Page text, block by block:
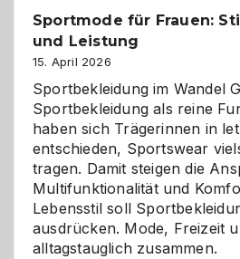
gegen
Chaos
Sportmode für Frauen:
und Leistung
15. April 2026
Sportbekleidung im Wandel
Sportbekleidung als reine
haben sich Trägerinnen in
entschieden, Sportswear
tragen. Damit steigen die
Multifunktionalität und
Lebensstil soll
ausdrücken. Mode, Freizeit
alltagstauglich zusammen.